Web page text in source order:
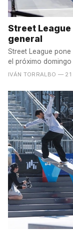
Street
general
Street League
el próximo
IVÁN TORRALBO — 21